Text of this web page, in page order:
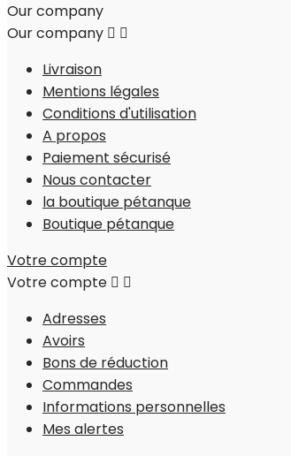
Our company
Our company  
Livraison
Mentions légales
Conditions d'utilisation
A propos
Paiement sécurisé
Nous contacter
la boutique pétanque
Boutique pétanque
Votre compte
Votre compte  
Adresses
Avoirs
Bons de réduction
Commandes
Informations personnelles
Mes alertes